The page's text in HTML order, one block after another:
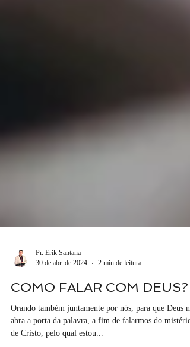
30 de abr. de 2024
2 min de leitura
COMO FALAR COM DEUS?
Orando também juntamente por nós, para que Deus